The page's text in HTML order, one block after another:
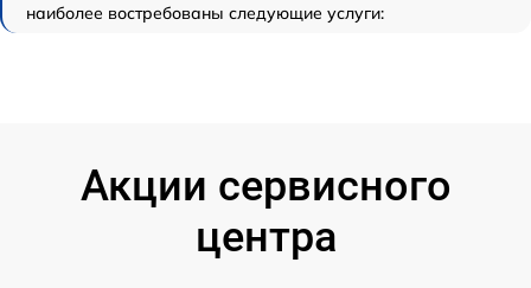
наиболее востребованы следующие услуги:
Акции сервисного
центра